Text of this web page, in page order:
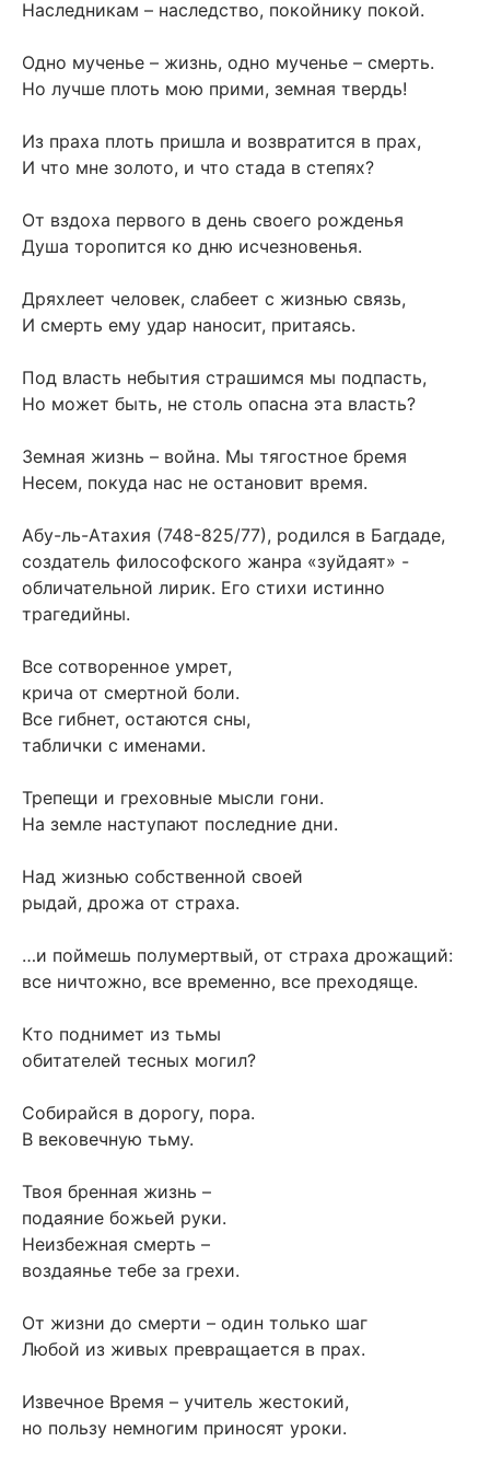
Наследникам – наследство, покойнику покой.
Одно мученье – жизнь, одно мученье – смерть.
Но лучше плоть мою прими, земная твердь!
Из праха плоть пришла и возвратится в прах,
И что мне золото, и что стада в степях?
От вздоха первого в день своего рожденья
Душа торопится ко дню исчезновенья.
Дряхлеет человек, слабеет с жизнью связь,
И смерть ему удар наносит, притаясь.
Под власть небытия страшимся мы подпасть,
Но может быть, не столь опасна эта власть?
Земная жизнь – война. Мы тягостное бремя
Несем, покуда нас не остановит время.
Абу-ль-Атахия (748-825/77), родился в Багдаде,
создатель философского жанра «зуйдаят» -
обличательной лирик. Его стихи истинно
трагедийны.
Все сотворенное умрет,
крича от смертной боли.
Все гибнет, остаются сны,
таблички с именами.
Трепещи и греховные мысли гони.
На земле наступают последние дни.
Над жизнью собственной своей
рыдай, дрожа от страха.
…и поймешь полумертвый, от страха дрожащий:
все ничтожно, все временно, все преходяще.
Кто поднимет из тьмы
обитателей тесных могил?
Собирайся в дорогу, пора.
В вековечную тьму.
Твоя бренная жизнь –
подаяние божьей руки.
Неизбежная смерть –
воздаянье тебе за грехи.
От жизни до смерти – один только шаг
Любой из живых превращается в прах.
Извечное Время – учитель жестокий,
но пользу немногим приносят уроки.